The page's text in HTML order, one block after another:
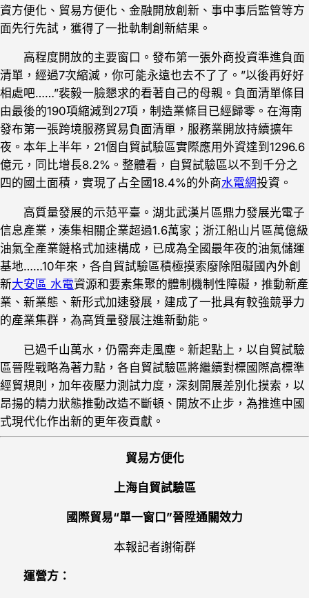
資方便化、貿易方便化、金融開放創新、事中事后監管等方
面先行先試，獲得了一批軌制創新結果。
高程度開放的主要窗口。發布第一張外商投資準進負面
清單，經過7次縮減，你可能永遠也去不了了。”以後再好好
相處吧……”裴毅一臉懇求的看著自己的母親。負面清單條目
由最後的190項縮減到27項，制造業條目已經歸零。在海南
發布第一張跨境服務貿易負面清單，服務業開放持續擴年
夜。本年上半年，21個自貿試驗區實際應用外資達到1296.6
億元，同比增長8.2%。整體看，自貿試驗區以不到千分之
四的國土面積，實現了占全國18.4%的外商水電網投資。
高質量發展的示范平臺。湖北武漢片區鼎力發展光電子
信息產業，湊集相關企業超過1.6萬家；浙江船山片區萬億級
油氣全產業鏈格式加速構成，已成為全國最年夜的油氣儲運
基地……10年來，各自貿試驗區積極摸索廢除阻礙國內外創
新大安區 水電資源和要素集聚的體制機制性障礙，推動新產
業、新業態、新形式加速發展，建成了一批具有較強競爭力
的產業集群，為高質量發展注進新動能。
已過千山萬水，仍需奔走風塵。新起點上，以自貿試驗
區晉陞戰略為著力點，各自貿試驗區將繼續對標國際高標準
經貿規則，加年夜壓力測試力度，深刻開展差別化摸索，以
昂揚的精力狀態推動改造不斷頓、開放不止步，為推進中國
式現代化作出新的更年夜貢獻。
貿易方便化
上海自貿試驗區
國際貿易“單一窗口”晉陞通關效力
本報記者謝衛群
運營方：